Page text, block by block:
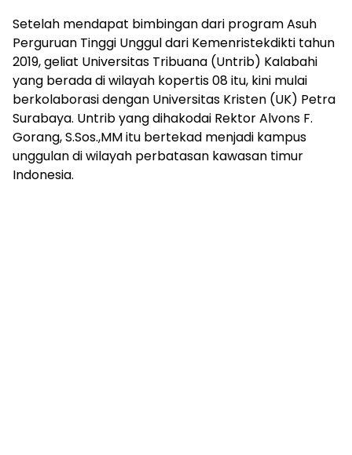
Setelah mendapat bimbingan dari program Asuh
Perguruan Tinggi Unggul dari Kemenristekdikti tahun
2019, geliat Universitas Tribuana (Untrib) Kalabahi
yang berada di wilayah kopertis 08 itu, kini mulai
berkolaborasi dengan Universitas Kristen (UK) Petra
Surabaya. Untrib yang dihakodai Rektor Alvons F.
Gorang, S.Sos.,MM itu bertekad menjadi kampus
unggulan di wilayah perbatasan kawasan timur
Indonesia.